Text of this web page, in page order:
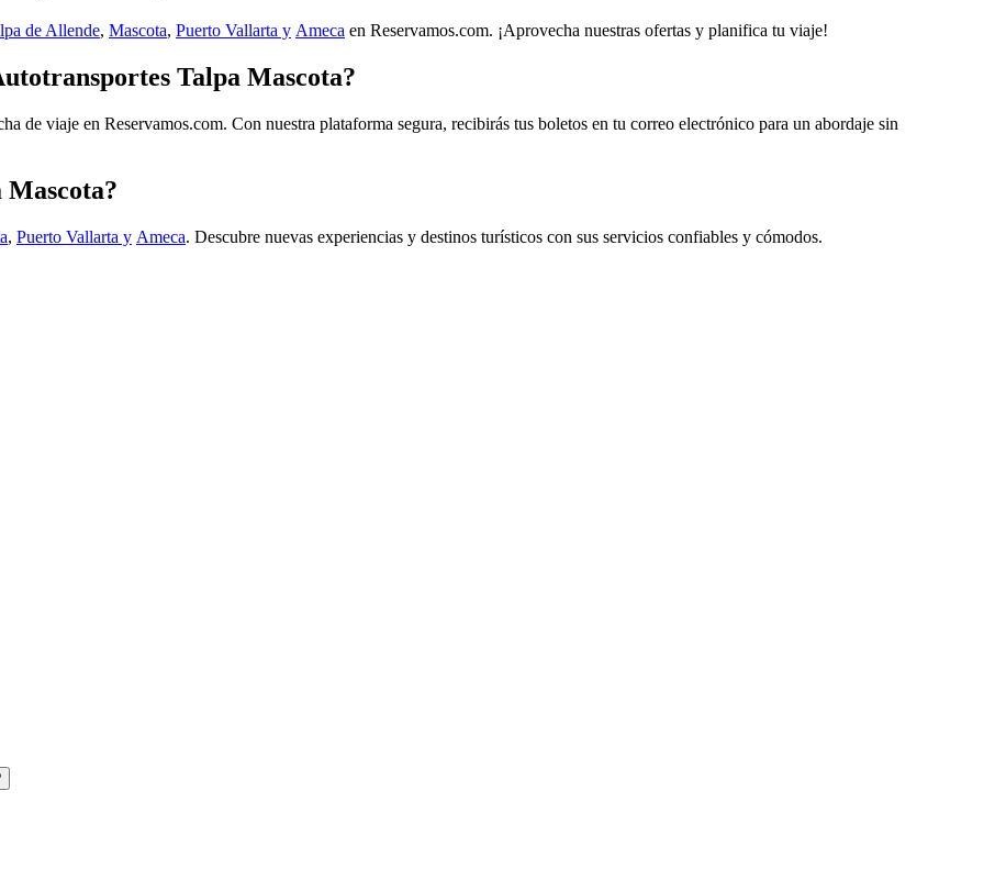
de Allende, Mascota, Puerto Vallarta y Ameca en Reservamos.com. ¡Aprovecha nuestras ofertas y planifica tu viaje!
Talpa Mascota?
de viaje en Reservamos.com. Con nuestra plataforma segura, recibirás tus boletos en tu correo electrónico para un abordaje sin
Mascota?
, Puerto Vallarta y Ameca. Descubre nuevas experiencias y destinos turísticos con sus servicios confiables y cómodos.